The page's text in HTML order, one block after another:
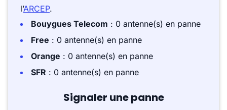
l’ARCEP.
Bouygues Telecom : 0 antenne(s) en panne
Free : 0 antenne(s) en panne
Orange : 0 antenne(s) en panne
SFR : 0 antenne(s) en panne
Signaler une panne